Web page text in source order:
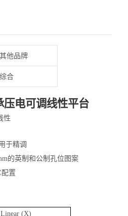
其他品牌
综合
压电可调线性平台
于精调
的英制和公制孔位图案
置
Linear (X)